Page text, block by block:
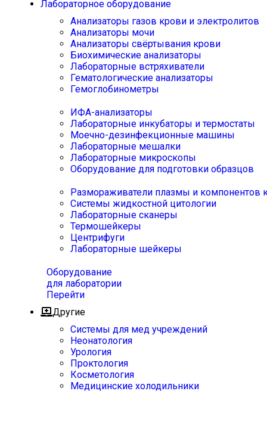
Лабораторное оборудование
Анализаторы газов крови и электролитов
Анализаторы мочи
Анализаторы свёртывания крови
Биохимические анализаторы
Лабораторные встряхиватели
Гематологические анализаторы
Гемоглобинометры
ИФА-анализаторы
Лабораторные инкубаторы и термостаты
Моечно-дезинфекционные машины
Лабораторные мешалки
Лабораторные микроскопы
Оборудование для подготовки образцов
Размораживатели плазмы и компонентов
Системы жидкостной цитологии
Лабораторные сканеры
Термошейкеры
Центрифуги
Лабораторные шейкеры
Оборудование
для лаборатории
Перейти
Другие
Системы для мед учреждений
Неонатология
Урология
Проктология
Косметология
Медицинские холодильники